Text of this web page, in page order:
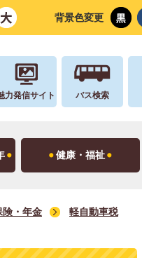
背景色変更
力発信サイト バス検索
健康・福祉
険・年金
軽自動車税